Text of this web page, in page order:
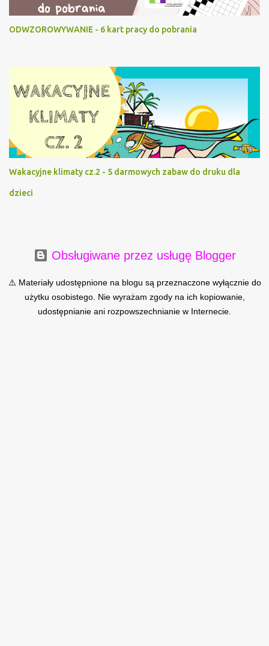
ODWZOROWYWANIE - 6 kart pracy do pobrania
Wakacyjne klimaty cz.2 - 5 darmowych zabaw do druku dla
dzieci
Obsługiwane przez usługę Blogger
⚠️ Materiały udostępnione na blogu są przeznaczone wyłącznie do
użytku osobistego. Nie wyrażam zgody na ich kopiowanie,
udostępnianie ani rozpowszechnianie w Internecie.